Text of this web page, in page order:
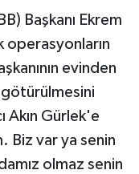
Başkanı Ekrem
operasyonların
evinden
Akın Gürlek'e
Biz var ya senin
olmaz senin